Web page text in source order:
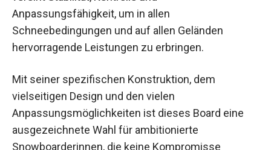
wurde. Es vereint Stabilität, Kontrolle und
Anpassungsfähigkeit, um in allen
Schneebedingungen und auf allen Geländen
hervorragende Leistungen zu erbringen.
Mit seiner spezifischen Konstruktion, dem
vielseitigen Design und den vielen
Anpassungsmöglichkeiten ist dieses Board eine
ausgezeichnete Wahl für ambitionierte